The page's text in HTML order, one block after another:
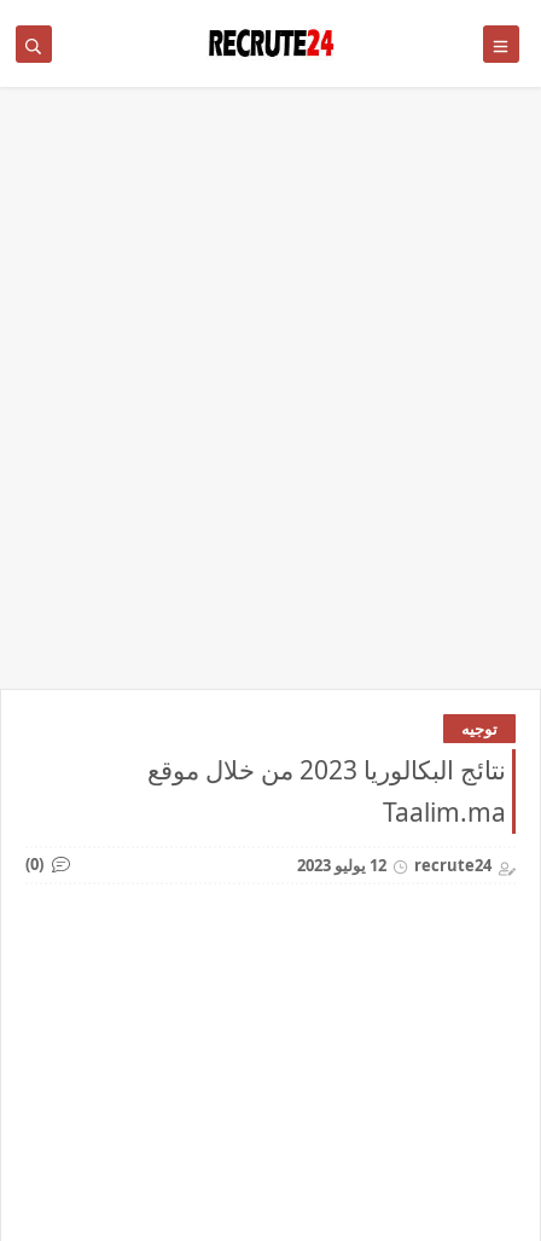
توجيه
نتائج البكالوريا 2023 من خلال موقع
Taalim.ma
recrute24 12 يوليو 2023 (0)